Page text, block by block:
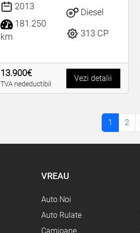
2013
181.250
km
Diesel
313 CP
13.900€
TVA nedeductibil
Vezi detalii
1 2
VREAU
Auto Noi
Auto Rulate
Camioane